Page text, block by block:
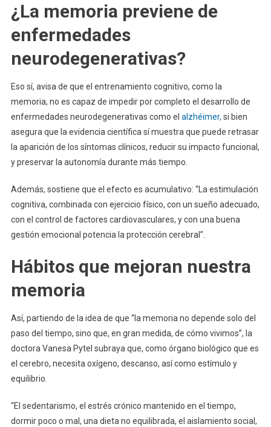
¿La memoria previene de
enfermedades
neurodegenerativas?
Eso sí, avisa de que el entrenamiento cognitivo, como la
memoria, no es capaz de impedir por completo el desarrollo de
enfermedades neurodegenerativas como el alzhéimer, si bien
asegura que la evidencia científica sí muestra que puede retrasar
la aparición de los síntomas clínicos, reducir su impacto funcional,
y preservar la autonomía durante más tiempo.
Además, sostiene que el efecto es acumulativo: “La estimulación
cognitiva, combinada con ejercicio físico, con un sueño adecuado,
con el control de factores cardiovasculares, y con una buena
gestión emocional potencia la protección cerebral”.
Hábitos que mejoran nuestra
memoria
Así, partiendo de la idea de que “la memoria no depende solo del
paso del tiempo, sino que, en gran medida, de cómo vivimos”, la
doctora Vanesa Pytel subraya que, como órgano biológico que es
el cerebro, necesita oxígeno, descanso, así como estímulo y
equilibrio.
“El sedentarismo, el estrés crónico mantenido en el tiempo,
dormir poco o mal, una dieta no equilibrada, el aislamiento social,